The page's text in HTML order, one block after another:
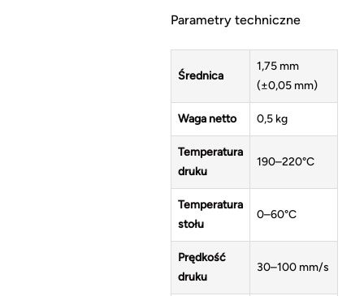
Parametry techniczne
Średnica
1,75 mm
(±0,05 mm)
Waga netto 0,5 kg
Temperatura
druku
190–220°C
Temperatura
stołu
0–60°C
Prędkość
druku
30–100 mm/s